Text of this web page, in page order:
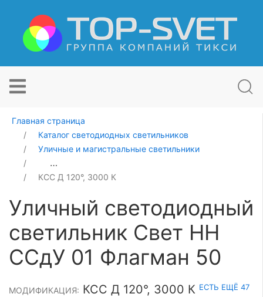
Главная страница
Каталог светодиодных светильников
Уличные и магистральные светильники
Уличный светодиодный светильник Свет НН ССдУ 01
КСС Д 120°, 3000 К
Уличный светодиодный
светильник Свет НН
ССдУ 01 Флагман 50
МОДИФИКАЦИЯ: КСС Д 120°, 3000 К ЕСТЬ ЕЩЁ 47